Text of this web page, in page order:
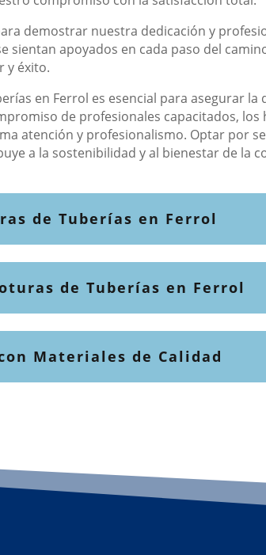
demostrar nuestra dedicación y
apoyados en cada paso del
y éxito.
en Ferrol es esencial para asegurar
de profesionales capacitados,
atención y profesionalismo. Optar por
a la sostenibilidad y al bienestar de la
de Tuberías en Ferrol
de Tuberías en Ferrol
Materiales de Calidad